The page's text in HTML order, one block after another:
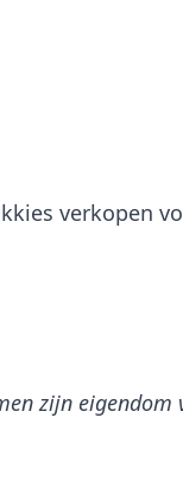
verkopen
zijn eigendom